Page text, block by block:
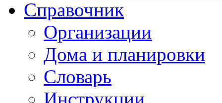
Справочник
Организации
Дома и планировки
Словарь
Инструкции